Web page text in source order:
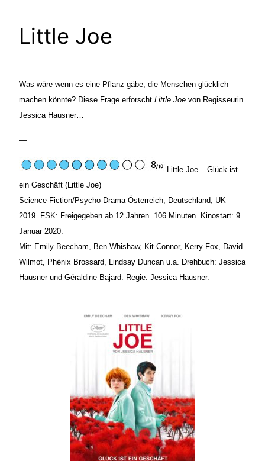
Little Joe
Was wäre wenn es eine Pflanz gäbe, die Menschen glücklich
machen könnte? Diese Frage erforscht Little Joe von Regisseurin
Jessica Hausner…
—
Little Joe – Glück ist
ein Geschäft (Little Joe)
Science-Fiction/Psycho-Drama Österreich, Deutschland, UK
2019. FSK: Freigegeben ab 12 Jahren. 106 Minuten. Kinostart: 9.
Januar 2020.
Mit: Emily Beecham, Ben Whishaw, Kit Connor, Kerry Fox, David
Wilmot, Phénix Brossard, Lindsay Duncan u.a. Drehbuch: Jessica
Hausner und Géraldine Bajard. Regie: Jessica Hausner.